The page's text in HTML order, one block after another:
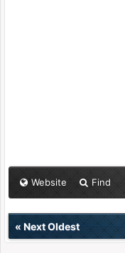
Website Find
« Next Oldest